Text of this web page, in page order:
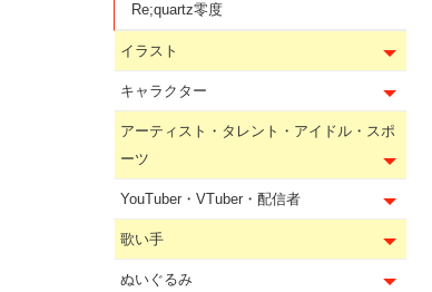
Re;quartz零度
イラスト
キャラクター
アーティスト・タレント・アイドル・スポ
ーツ
YouTuber・VTuber・配信者
歌い手
ぬいぐるみ